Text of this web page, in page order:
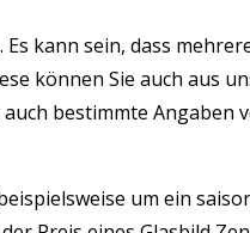
kann sein, dass
können Sie auch aus
bestimmte Angaben
um ein